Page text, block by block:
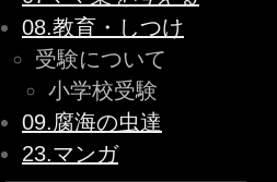
08.教育・しつけ
受験について
小学校受験
09.腐海の虫達
23.マンガ